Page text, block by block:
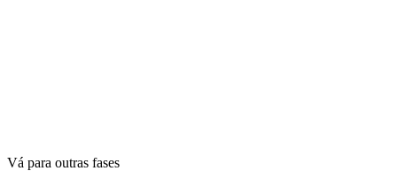
Vá para outras fases